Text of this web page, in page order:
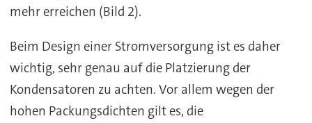
mehr erreichen (Bild 2).
Beim Design einer Stromversorgung ist es daher
wichtig, sehr genau auf die Platzierung der
Kondensatoren zu achten. Vor allem wegen der
hohen Packungsdichten gilt es, die